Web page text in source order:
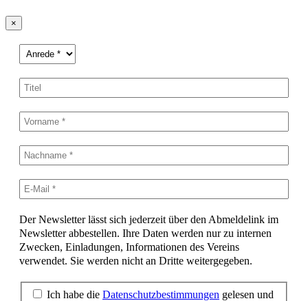
×
Der Newsletter lässt sich jederzeit über den Abmeldelink im
Newsletter abbestellen. Ihre Daten werden nur zu internen
Zwecken, Einladungen, Informationen des Vereins
verwendet. Sie werden nicht an Dritte weitergegeben.
Ich habe die Datenschutzbestimmungen gelesen und